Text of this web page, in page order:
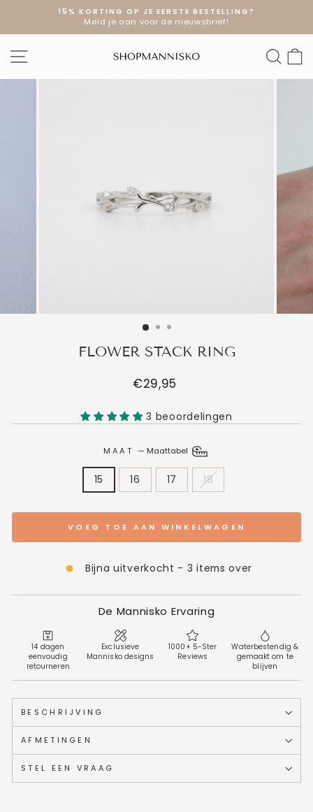
artikel
Diavoorstelling
15% KORTING OP JE EERSTE BESTELLING?
Meld je aan voor de nieuwsbrief!
SITE NAVIGATIE
FLOWER STACK RING
Normale
€29,95
3 beoordelingen
MAAT— Maattabel
15 16 17 18
VOEG TOE AAN WINKELWAGEN
Bijna uitverkocht - 3 items over
De Mannisko Ervaring
14 dagen
eenvoudig
retourneren
Exclusieve
Mannisko designs
1000+ 5-Ster
Reviews
Waterbestendig &
gemaakt om te
blijven
BESCHRIJVING
AFMETINGEN
STEL EEN VRAAG